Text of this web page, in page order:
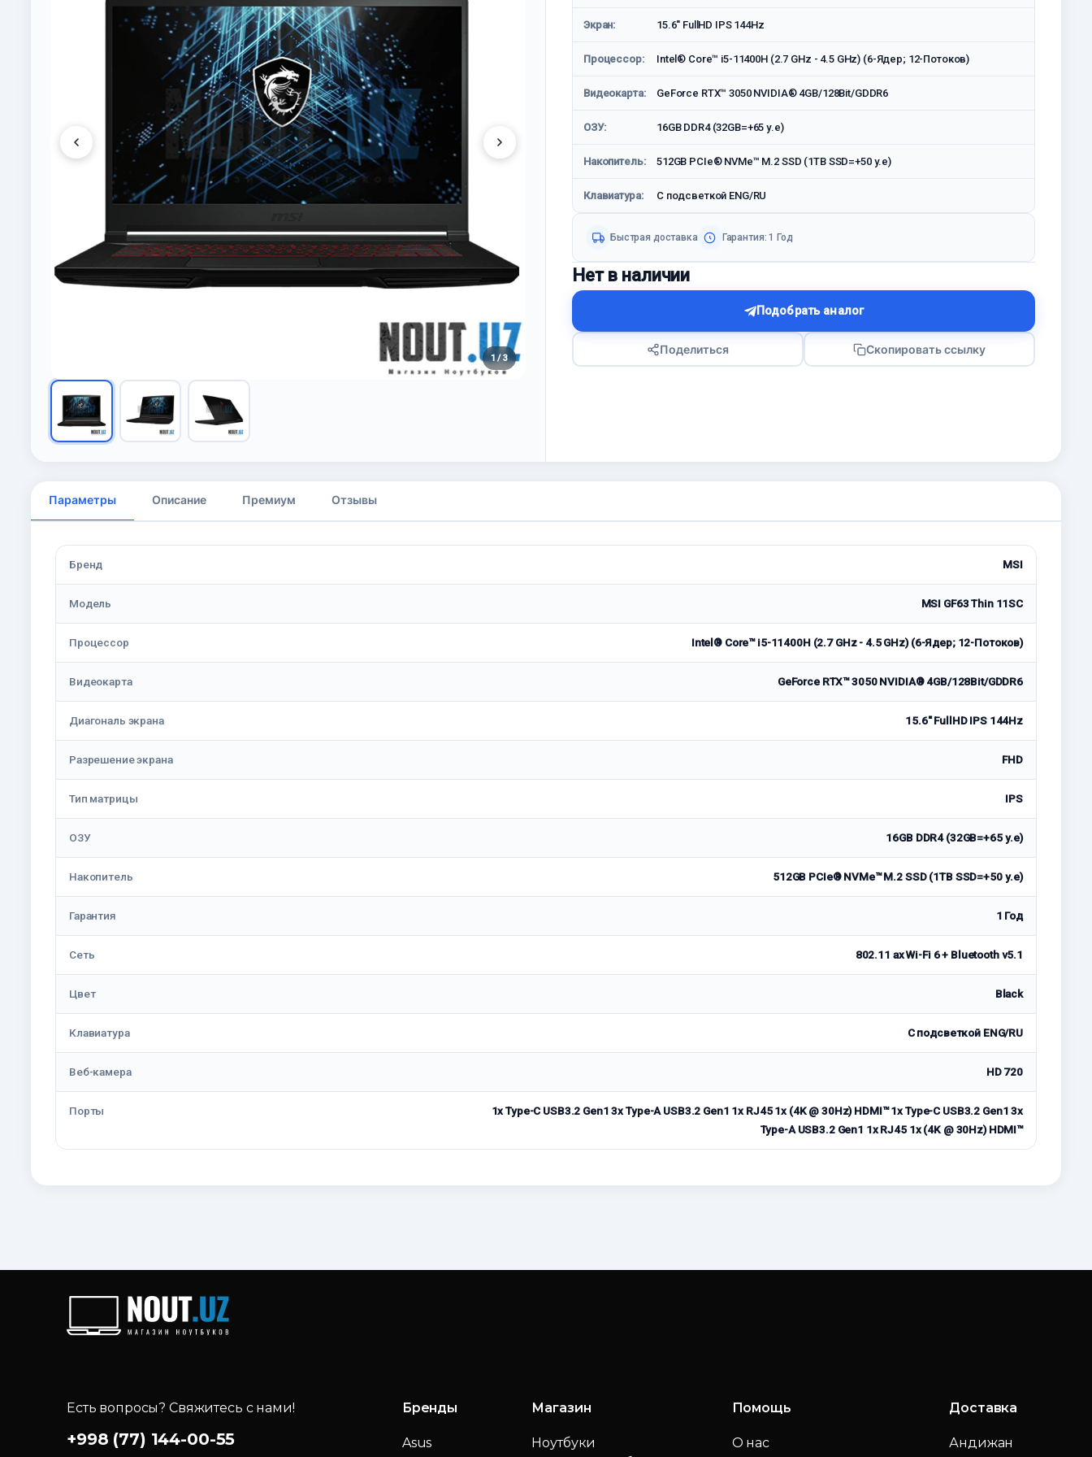
1 / 3
Экран: 15.6'' FullHD IPS 144Hz
Процессор: Intel® Core™ i5-11400H (2.7 GHz - 4.5 GHz) (6-Ядeр; 12-Потоков)
Видеокарта: GeForce RTX™ 3050 NVIDIA® 4GB/128Bit/GDDR6
ОЗУ: 16GB DDR4 (32GB=+65 у.е)
Накопитель: 512GB PCIe® NVMe™ M.2 SSD (1TB SSD=+50 у.е)
Клавиатура: С подсветкой ENG/RU
Быстрая доставка Гарантия: 1 Год
Нет в наличии
Подобрать аналог
Поделиться Скопировать ссылку
Параметры Описание Премиум Отзывы
Бренд MSI
Модель MSI GF63 Thin 11SC
Процессор Intel® Core™ i5-11400H (2.7 GHz - 4.5 GHz) (6-Ядeр; 12-Потоков)
Видеокарта GeForce RTX™ 3050 NVIDIA® 4GB/128Bit/GDDR6
Диагональ экрана 15.6'' FullHD IPS 144Hz
Разрешение экрана FHD
Тип матрицы IPS
ОЗУ 16GB DDR4 (32GB=+65 у.е)
Накопитель 512GB PCIe® NVMe™ M.2 SSD (1TB SSD=+50 у.е)
Гарантия 1 Год
Сеть 802.11 ax Wi-Fi 6 + Bluetooth v5.1
Цвет Black
Клавиатура С подсветкой ENG/RU
Веб-камера HD 720
Порты
1x Type-C USB3.2 Gen1 3x Type-A USB3.2 Gen1 1x RJ45 1x (4K @ 30Hz) HDMI™ 1x Type-C USB3.2 Gen1 3x
Type-A USB3.2 Gen1 1x RJ45 1x (4K @ 30Hz) HDMI™
Есть вопросы? Свяжитесь с нами!
+998 (77) 144-00-55
Бренды
Asus
Магазин
Ноутбуки
Помощь
О нас
Доставка
Андижан